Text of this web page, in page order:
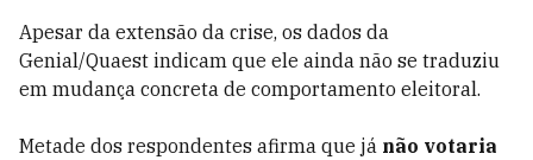
Apesar da extensão da crise, os dados da
Genial/Quaest indicam que ele ainda não se traduziu
em mudança concreta de comportamento eleitoral.
Metade dos respondentes afirma que já não votaria